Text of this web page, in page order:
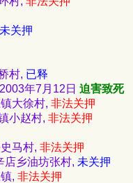
未关押
村, 已释
年7月12日 迫害致死
大徐村, 非法关押
小赵村, 非法关押
马村, 非法关押
店乡油坊张村, 未关押
, 非法关押